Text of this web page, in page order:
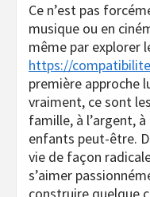
Ce n’est pas
musique ou en
même par explorer
https://
première approche
vraiment, ce sont
famille, à l’argent,
enfants peut-être.
vie de façon
s’aimer